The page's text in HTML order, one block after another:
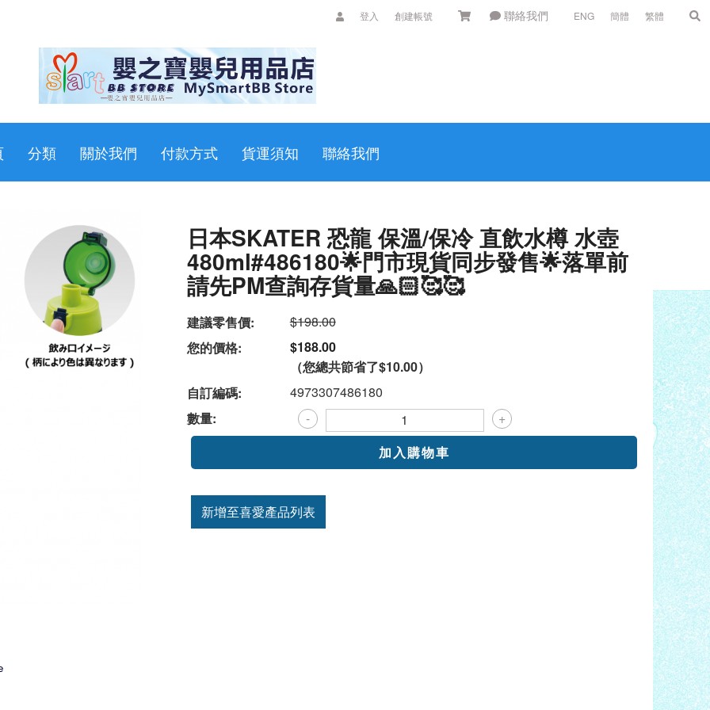
登入 創建帳號 聯絡我們 ENG 簡體 繁體
分類 關於我們 付款方式 貨運須知 聯絡我們
日本SKATER 恐龍 保溫/保冷 直飲水樽 水壺
480ml#486180🌟門市現貨同步發售🌟落單前
請先PM查詢存貨量🙏🏻🥰🥰
建議零售價:
$198.00
您的價格:
$188.00
（您總共節省了$10.00）
自訂編碼:
4973307486180
數量:
- +
新增至喜愛產品列表